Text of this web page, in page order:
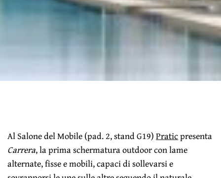
Al Salone del Mobile (pad. 2, stand G19)Praticpresenta
Carrera, la prima schermatura outdoor con lame
alternate, fisse e mobili, capaci di sollevarsi e